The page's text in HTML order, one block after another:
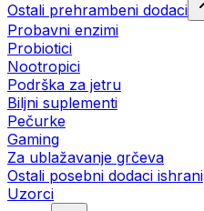
Ostali prehrambeni dodaci
Probavni enzimi
Probiotici
Nootropici
Podrška za jetru
Biljni suplementi
Pečurke
Gaming
Za ublažavanje grčeva
Ostali posebni dodaci ishrani
Uzorci